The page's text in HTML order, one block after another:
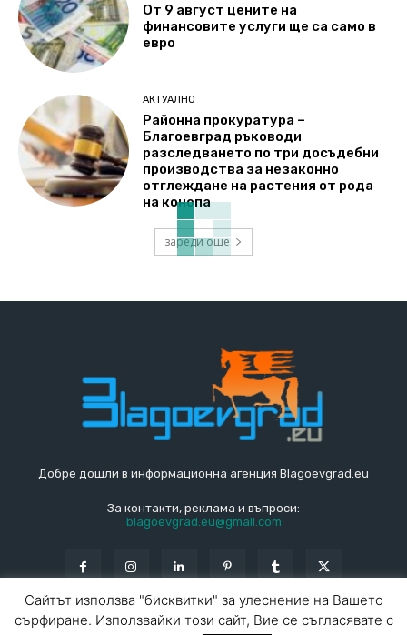
От 9 август цените на
финансовите услуги ще са само в
евро
АКТУАЛНО
Районна прокуратура –
Благоевград ръководи
разследването по три досъдебни
производства за незаконно
отглеждане на растения от рода
на конопа
зареди още
Добре дошли в информационна агенция Blagoevgrad.eu
За контакти, реклама и въпроси:
blagoevgrad.eu@gmail.com
Сайтът използва "бисквитки" за улеснение на Вашето
сърфиране. Използвайки този сайт, Вие се съгласявате с